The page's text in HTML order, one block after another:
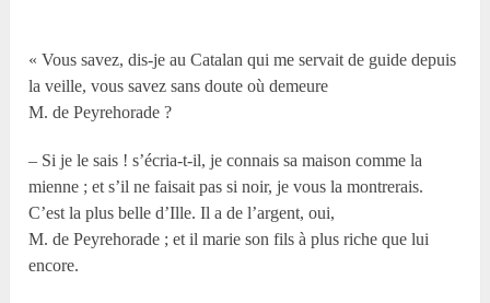
« Vous savez, dis-je au Catalan qui me servait de guide depuis
la veille, vous savez sans doute où demeure
M. de Peyrehorade ?
– Si je le sais ! s’écria-t-il, je connais sa maison comme la
mienne ; et s’il ne faisait pas si noir, je vous la montrerais.
C’est la plus belle d’Ille. Il a de l’argent, oui,
M. de Peyrehorade ; et il marie son fils à plus riche que lui
encore.